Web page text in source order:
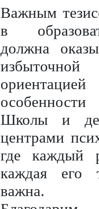
Важным
в
должна
Школы и
центрами
где каждый
каждая его
важна.